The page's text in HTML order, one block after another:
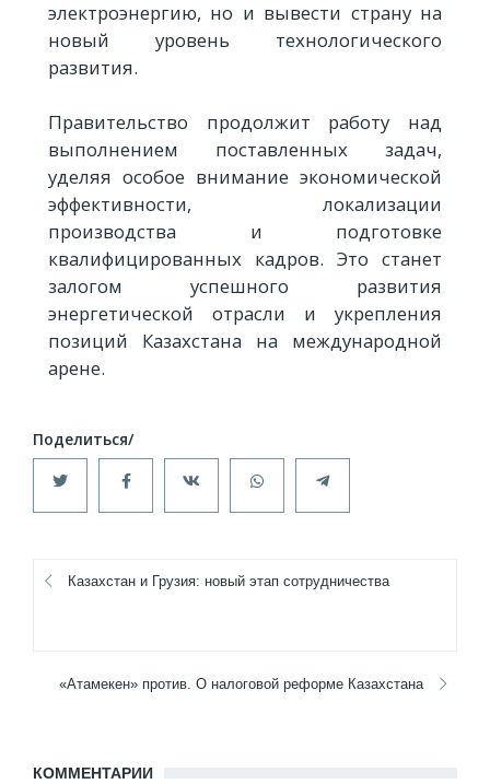
электроэнергию, но и вывести страну на
новый уровень технологического
развития.
Правительство продолжит работу над
выполнением поставленных задач,
уделяя особое внимание экономической
эффективности, локализации
производства и подготовке
квалифицированных кадров. Это станет
залогом успешного развития
энергетической отрасли и укрепления
позиций Казахстана на международной
арене.
Казахстан и Грузия: новый этап сотрудничества
«Атамекен» против. О налоговой реформе Казахстана
КОММЕНТАРИИ